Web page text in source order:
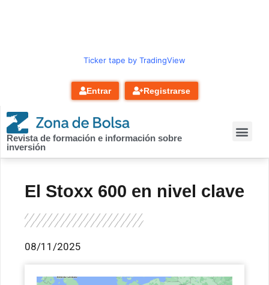
Ticker tape by TradingView
Entrar Registrarse
Revista de formación e información sobre
inversión
El Stoxx 600 en nivel clave
08/11/2025